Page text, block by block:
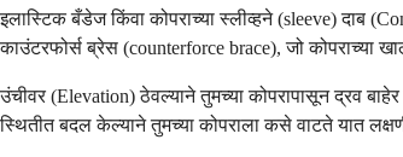
इलास्टिक बँडेज किंवा कोपराच्या स्लीव्हने (sleeve) दाब
काउंटरफोर्स ब्रेस (counterforce brace), जो कोपराच्या
उंचीवर (Elevation) ठेवल्याने तुमच्या कोपरापासून द्रव
स्थितीत बदल केल्याने तुमच्या कोपराला कसे वाटते यात